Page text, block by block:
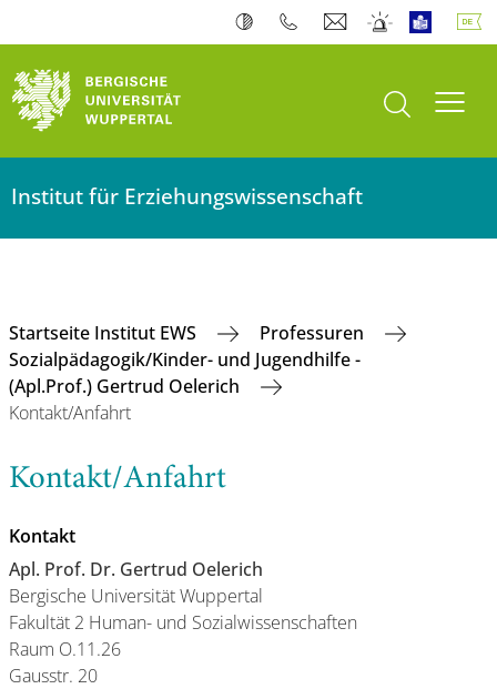
Suche öffnen
Institut für Erziehungswissenschaft
Startseite Institut EWS
Professuren
Sozialpädagogik/Kinder- und Jugendhilfe -
(Apl.Prof.) Gertrud Oelerich
Kontakt/Anfahrt
Kontakt/Anfahrt
Kontakt
Apl. Prof. Dr. Gertrud Oelerich
Bergische Universität Wuppertal
Fakultät 2 Human- und Sozialwissenschaften
Raum O.11.26
Gausstr. 20